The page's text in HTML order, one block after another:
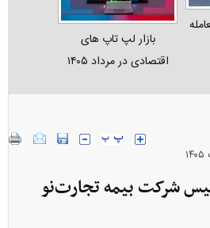
بازار لپ‌ تاپ‌ های
اقتصادی در مرداد ۱۴۰۵
شرکت بیمه تجارت‌نو